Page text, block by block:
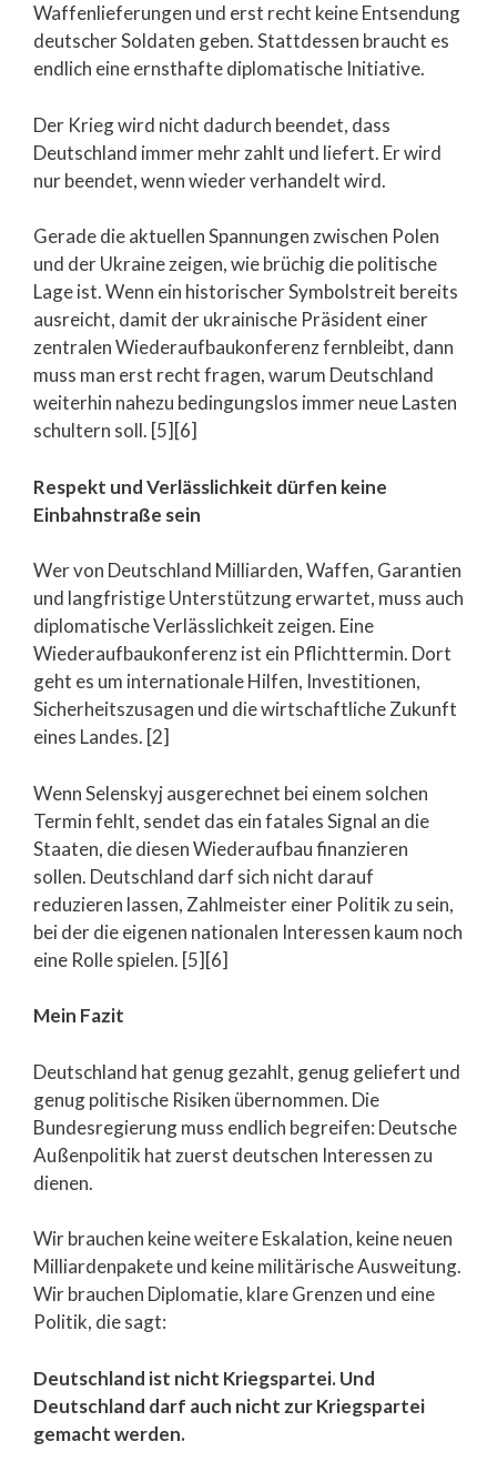
Waffenlieferungen und erst recht keine Entsendung
deutscher Soldaten geben. Stattdessen braucht es
endlich eine ernsthafte diplomatische Initiative.
Der Krieg wird nicht dadurch beendet, dass
Deutschland immer mehr zahlt und liefert. Er wird
nur beendet, wenn wieder verhandelt wird.
Gerade die aktuellen Spannungen zwischen Polen
und der Ukraine zeigen, wie brüchig die politische
Lage ist. Wenn ein historischer Symbolstreit bereits
ausreicht, damit der ukrainische Präsident einer
zentralen Wiederaufbaukonferenz fernbleibt, dann
muss man erst recht fragen, warum Deutschland
weiterhin nahezu bedingungslos immer neue Lasten
schultern soll. [5][6]
Respekt und Verlässlichkeit dürfen keine
Einbahnstraße sein
Wer von Deutschland Milliarden, Waffen, Garantien
und langfristige Unterstützung erwartet, muss auch
diplomatische Verlässlichkeit zeigen. Eine
Wiederaufbaukonferenz ist ein Pflichttermin. Dort
geht es um internationale Hilfen, Investitionen,
Sicherheitszusagen und die wirtschaftliche Zukunft
eines Landes. [2]
Wenn Selenskyj ausgerechnet bei einem solchen
Termin fehlt, sendet das ein fatales Signal an die
Staaten, die diesen Wiederaufbau finanzieren
sollen. Deutschland darf sich nicht darauf
reduzieren lassen, Zahlmeister einer Politik zu sein,
bei der die eigenen nationalen Interessen kaum noch
eine Rolle spielen. [5][6]
Mein Fazit
Deutschland hat genug gezahlt, genug geliefert und
genug politische Risiken übernommen. Die
Bundesregierung muss endlich begreifen: Deutsche
Außenpolitik hat zuerst deutschen Interessen zu
dienen.
Wir brauchen keine weitere Eskalation, keine neuen
Milliardenpakete und keine militärische Ausweitung.
Wir brauchen Diplomatie, klare Grenzen und eine
Politik, die sagt:
Deutschland ist nicht Kriegspartei. Und
Deutschland darf auch nicht zur Kriegspartei
gemacht werden.